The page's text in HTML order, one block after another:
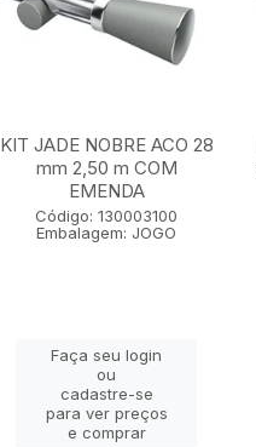
KIT JADE NOBRE ACO 28
mm 2,50 m COM
EMENDA
Código: 130003100
Embalagem: JOGO
Faça seu login
ou
cadastre-se
para ver preços
e comprar